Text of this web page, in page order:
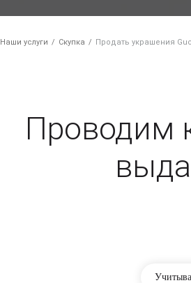
Наши услуги Скупка Продать украшения
Проводим